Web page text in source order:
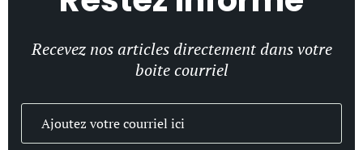
Recevez nos articles directement dans votre
boite courriel